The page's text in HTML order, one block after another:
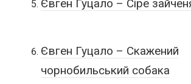
Євген Гуцало – Сіре
Євген Гуцало – Скажений
чорнобильський собака